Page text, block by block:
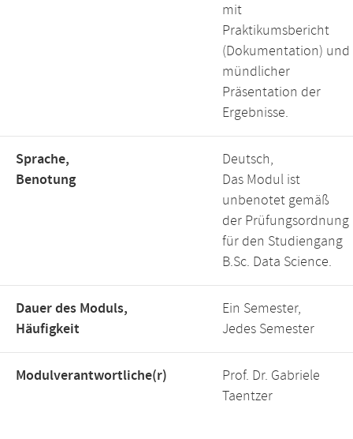
mit
Praktikumsbericht
(Dokumentation) und
mündlicher
Präsentation der
Ergebnisse.
Sprache,
Benotung
Deutsch,
Das Modul ist
unbenotet gemäß
der Prüfungsordnung
für den Studiengang
B.Sc. Data Science.
Dauer des Moduls,
Häufigkeit
Ein Semester,
Jedes Semester
Modulverantwortliche(r)
Prof. Dr. Gabriele
Taentzer